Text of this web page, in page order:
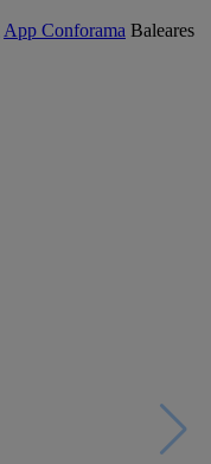
App Conforama Baleares